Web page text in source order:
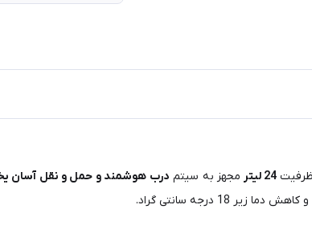
ظرفیت24 لیتر مجهز به سیتم درب هوشمند و حمل و نقل آسان
دما زیر 18 درجه سانتی گراد.